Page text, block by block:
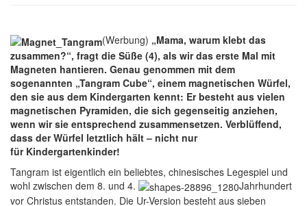
(Werbung) „Mama, warum klebt das
zusammen?“, fragt die Süße (4), als wir das erste Mal mit
Magneten hantieren. Genau genommen mit dem
sogenannten „Tangram Cube“, einem magnetischen Würfel,
den sie aus dem Kindergarten kennt: Er besteht aus vielen
magnetischen Pyramiden, die sich gegenseitig anziehen,
wenn wir sie entsprechend zusammensetzen. Verblüffend,
dass der Würfel letztlich hält – nicht nur
für Kindergartenkinder!
Tangram ist eigentlich ein beliebtes, chinesisches Legespiel und
wohl zwischen dem 8. und 4.
Jahrhundert
vor Christus entstanden. Die Ur-Version besteht aus sieben